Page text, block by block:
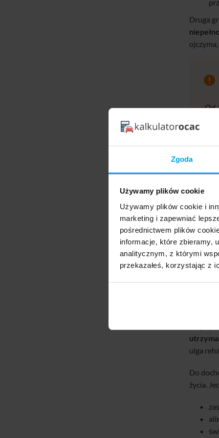
Zgoda
Używamy plików cookie
Używamy plików cookie i
marketing i zapewniać
pośrednictwem plików
informacje, które zbieramy,
analitycznym, z którymi
przekazałeś, korzystając z
Druga
Od
Ulga
Nie.
Czy
Wiele
gdy
Aby
ulga
Do
życia.